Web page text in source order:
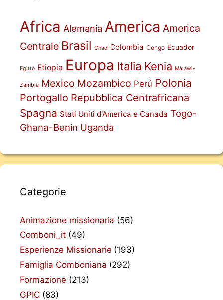
Africa Alemania America America
Centrale Brasil Chad Colombia Congo Ecuador
Egitto Etiopia Europa Italia Kenia Malawi-
Zambia Mexico Mozambico Perú Polonia
Portogallo Repubblica Centrafricana
Spagna Stati Uniti d'America e Canada Togo-
Ghana-Benin Uganda
Categorie
Animazione missionaria (56)
Comboni_it (49)
Esperienze Missionarie (193)
Famiglia Comboniana (292)
Formazione (213)
GPIC (83)